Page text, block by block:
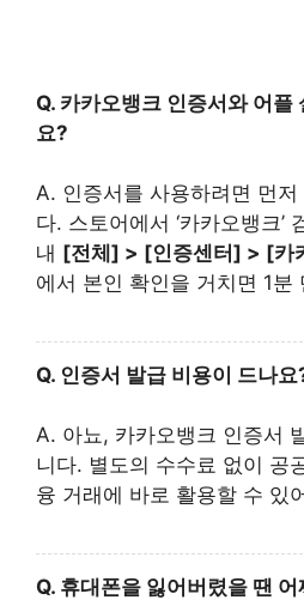
Q. 카카오뱅크 인증서와 어플
요?
A. 인증서를 사용하려면 먼저
다. 스토어에서 ‘카카오뱅크’
내 [전체] > [인증센터] > [카
에서 본인 확인을 거치면 1분
Q. 인증서 발급 비용이 드나요
A. 아뇨, 카카오뱅크 인증서
니다. 별도의 수수료 없이 공
융 거래에 바로 활용할 수 있
Q. 휴대폰을 잃어버렸을 땐 어